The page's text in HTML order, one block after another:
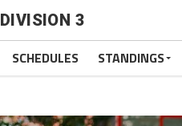
DIVISION 3
SCHEDULES STANDINGS